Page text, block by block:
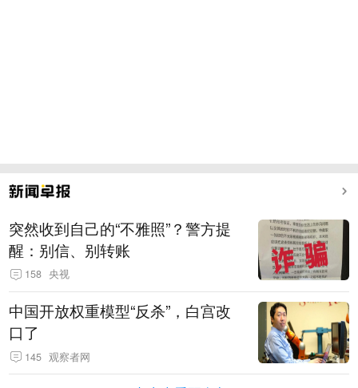
突然收到自己的“不雅照”？警方提
醒：别信、别转账
158 央视
中国开放权重模型“反杀”，白宫改
口了
145 观察者网